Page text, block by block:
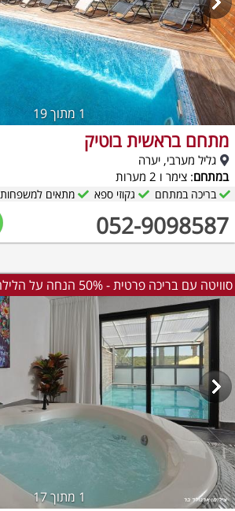
1 מתוך 19
מתחם בראשית בוטיק
גליל מערבי, יערה
במתחם: צימר ו 2 מערות
052-9098587
בריכה במתחם גקוזי ספא מתאים למשפחות
סוויטה עם בריכה פרטית - 50% הנחה על הלילה השני
1 מתוך 17